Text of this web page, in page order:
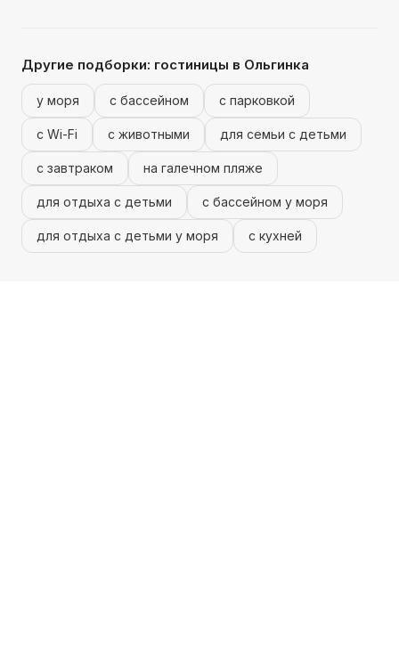
Другие подборки: гостиницы в Ольгинка
у моря с бассейном с парковкой
с Wi-Fi с животными для семьи с детьми
с завтраком на галечном пляже
для отдыха с детьми с бассейном у моря
для отдыха с детьми у моря с кухней